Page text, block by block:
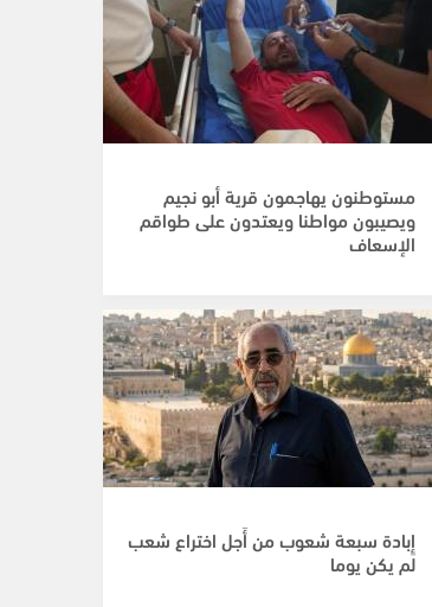
مستوطنون يهاجمون قرية أبو نجيم
ويصيبون مواطنا ويعتدون على طواقم
الإسعاف
إِبادة سبعة شعوب من أَجل اختراع شعب
لم يكن يوما